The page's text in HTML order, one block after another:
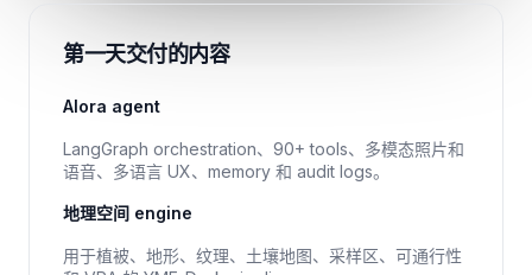
第一天交付的内容
Alora agent
LangGraph orchestration、90+ tools、多模态照片和
语音、多语言 UX、memory 和 audit logs。
地理空间 engine
用于植被、地形、纹理、土壤地图、采样区、可通行性